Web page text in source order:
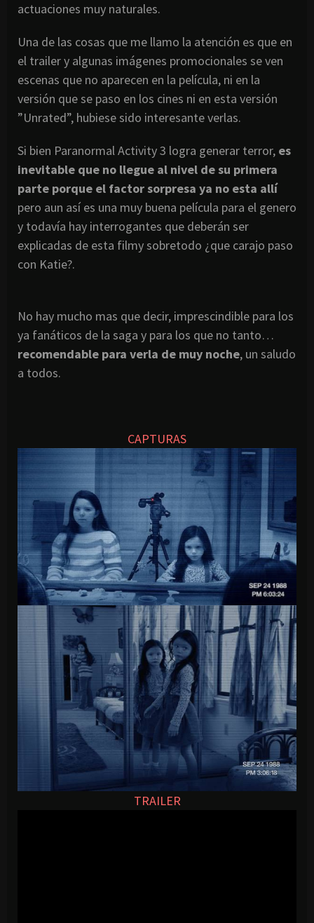
actuaciones muy naturales.
Una de las cosas que me llamo la atención es que en
el trailer y algunas imágenes promocionales se ven
escenas que no aparecen en la película, ni en la
versión que se paso en los cines ni en esta versión
”Unrated”, hubiese sido interesante verlas.
Si bien Paranormal Activity 3 logra generar terror, es
inevitable que no llegue al nivel de su primera
parte porque el factor sorpresa ya no esta allí
pero aun así es una muy buena película para el genero
y todavía hay interrogantes que deberán ser
explicadas de esta filmy sobretodo ¿que carajo paso
con Katie?.
No hay mucho mas que decir, imprescindible para los
ya fanáticos de la saga y para los que no tanto…
recomendable para verla de muy noche, un saludo
a todos.
CAPTURAS
TRAILER